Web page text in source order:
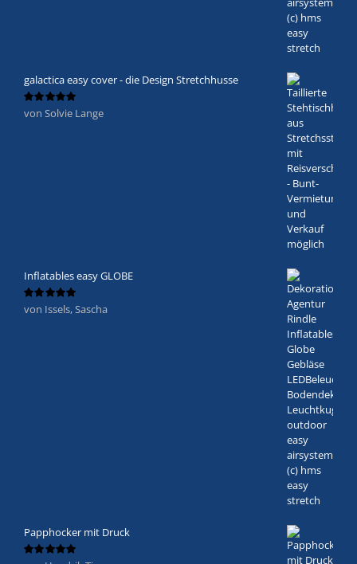
galactica easy cover - die Design Stretchhusse
Bewertet
von Solvie Lange
Inflatables easy GLOBE
Bewertet
von Issels, Sascha
Papphocker mit Druck